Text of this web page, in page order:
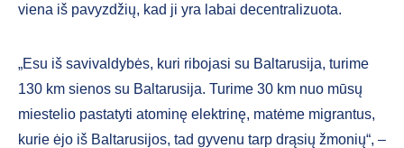
viena iš pavyzdžių, kad ji yra labai decentralizuota.
„Esu iš savivaldybės, kuri ribojasi su Baltarusija, turime
130 km sienos su Baltarusija. Turime 30 km nuo mūsų
miestelio pastatyti atominę elektrinę, matėme migrantus,
kurie ėjo iš Baltarusijos, tad gyvenu tarp drąsių žmonių“, –